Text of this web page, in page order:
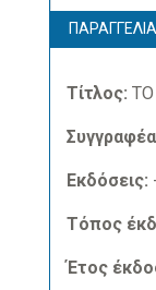
ΠΑΡΑΓΓΕΛΙΑ
Τίτλος:
Εκδόσεις:
Τόπος
Έτος